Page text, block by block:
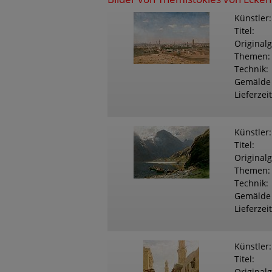
Künstler
Titel
Themen
Technik
Gemälde
Lieferzeit
Künstler
Titel
Themen
Technik
Lieferzeit
Künstler
Titel